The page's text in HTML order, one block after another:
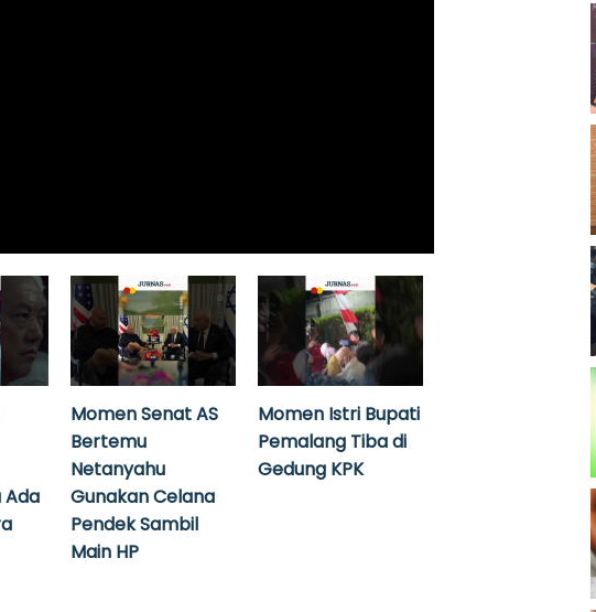
Ada
Momen Senat AS
Bertemu
Netanyahu
Gunakan Celana
Pendek Sambil
Main HP
Momen Istri Bupati
Pemalang Tiba di
Gedung KPK